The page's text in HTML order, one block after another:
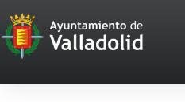
Portal
Web
del